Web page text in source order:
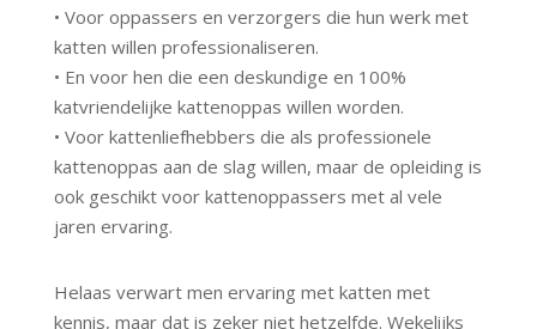
• Voor oppassers en verzorgers die hun werk met
katten willen professionaliseren.
• En voor hen die een deskundige en 100%
katvriendelijke kattenoppas willen worden.
• Voor kattenliefhebbers die als professionele
kattenoppas aan de slag willen, maar de opleiding is
ook geschikt voor kattenoppassers met al vele
jaren ervaring.
Helaas verwart men ervaring met katten met
kennis, maar dat is zeker niet hetzelfde. Wekelijks